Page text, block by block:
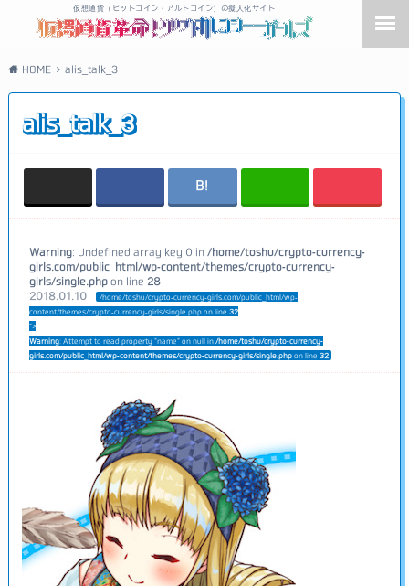
仮想通貨（ビットコイン・アルトコイン）の擬人化サイト
HOME alis_talk_3
alis_talk_3
Warning: Undefined array key 0 in /home/toshu/crypto-currency-
girls.com/public_html/wp-content/themes/crypto-currency-
girls/single.php on line 28
2018.01.10
/home/toshu/crypto-currency-girls.com/public_html/wp-
content/themes/crypto-currency-girls/single.php on line32
">
Warning: Attempt to read property "name" on null in /home/toshu/crypto-currency-
girls.com/public_html/wp-content/themes/crypto-currency-girls/single.php on line32